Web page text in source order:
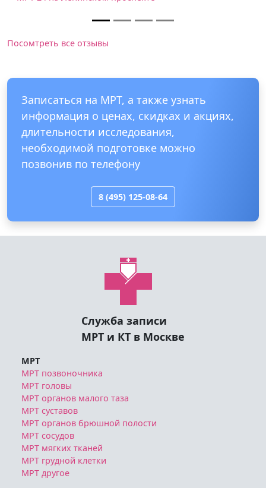
Мне было показано МРТ всего
читала, что иногда бывает
конечно длительное (почти
об этом предупреждена еще
даже не громкий, мне удалось
проснулась только когда
дыхание. В целом осталась
центра.
Европейский диагностический
Записаться на МРТ, а также узнать
информация о ценах, скидках и акциях,
длительности исследования,
необходимой подготовке можно